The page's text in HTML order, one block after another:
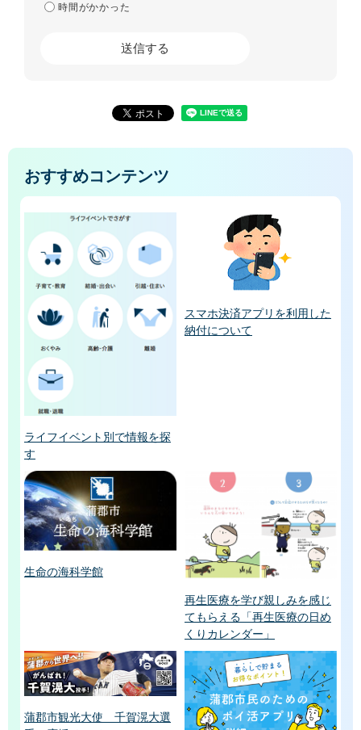
時間がかかった
おすすめコンテンツ
ライフイベント別で情報を探
す
スマホ決済アプリを利用した
納付について
生命の海科学館
再生医療を学び親しみを感じ
てもらえる「再生医療の日め
くりカレンダー」
蒲郡市観光大使 千賀滉大選